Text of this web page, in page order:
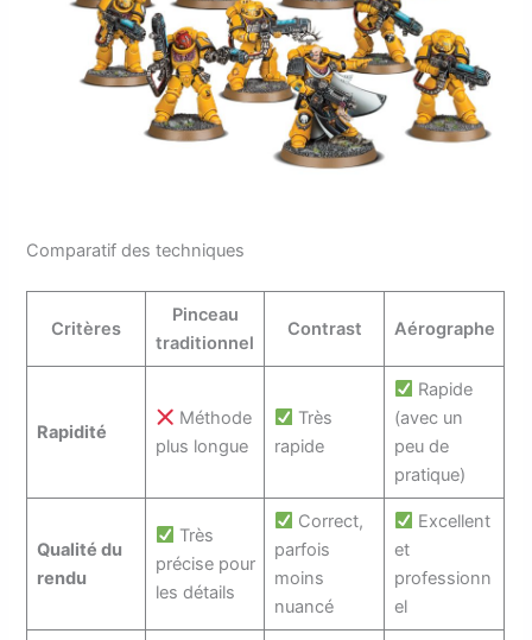
Comparatif des techniques
Critères
Pinceau
traditionnel
Contrast Aérographe
Rapidité
Méthode
plus longue
Très
rapide
Rapide
(avec un
peu de
pratique)
Qualité du
rendu
Très
précise pour
les détails
Correct,
parfois
moins
nuancé
Excellent
et
professionn
el